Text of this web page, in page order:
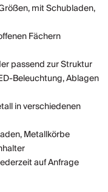
mit Schubladen,
Fächern
passend zur Struktur
Beleuchtung, Ablagen
in verschiedenen
Metallkörbe
auf Anfrage